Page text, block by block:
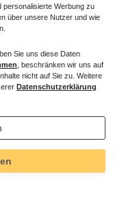
personalisierte Werbung zu
über unsere Nutzer und wie
Sie uns diese Daten
, beschränken wir uns auf
nicht auf Sie zu. Weitere
Datenschutzerklärung